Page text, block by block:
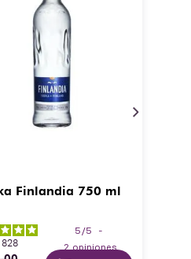
Finlandia 750 ml
5 /5
-
2 opiniones